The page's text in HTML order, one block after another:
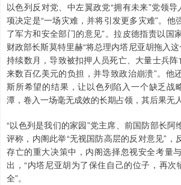
以色列反对党、中左翼政党“拥有未来”党领
项决定是“一场灾难，并将引发更多灾难”。他
了军方和安全部门的意见”。拉皮德指责以国
财政部长斯莫特里赫“将总理内塔尼亚胡拖入
持续数月，导致被扣押人员死亡、大量士兵
来数百亿美元的负担，并导致政治崩溃”。他
斯所希望的结果，让以色列陷入一个缺乏战
潭，卷入一场毫无成效的长期占领，其后果无人
“以色列是我们的家园”党主席、前国防部长阿
评称，内阁此举“无视国防高层的反对意见”，
存亡的重大决策中，内阁选择忽视安全考量
出，“内塔尼亚胡为了保住自己的位子，再
全”。